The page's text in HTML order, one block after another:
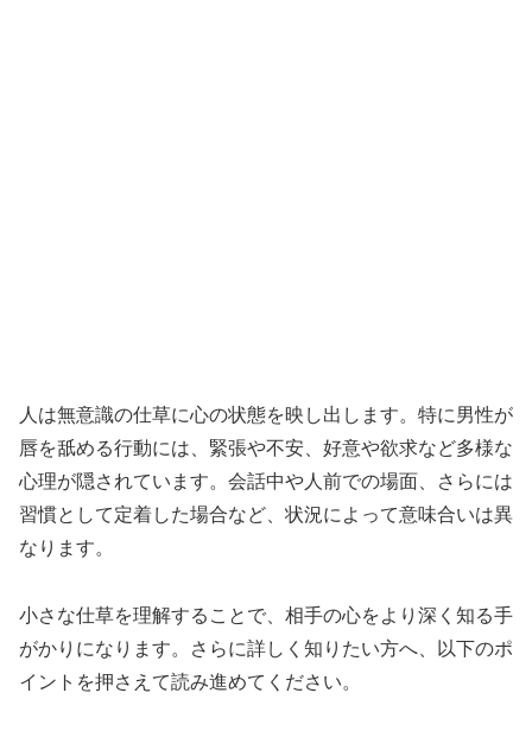
人は無意識の仕草に心の状態を映し出します。特に男性が
唇を舐める行動には、緊張や不安、好意や欲求など多様な
心理が隠されています。会話中や人前での場面、さらには
習慣として定着した場合など、状況によって意味合いは異
なります。
小さな仕草を理解することで、相手の心をより深く知る手
がかりになります。さらに詳しく知りたい方へ、以下のポ
イントを押さえて読み進めてください。